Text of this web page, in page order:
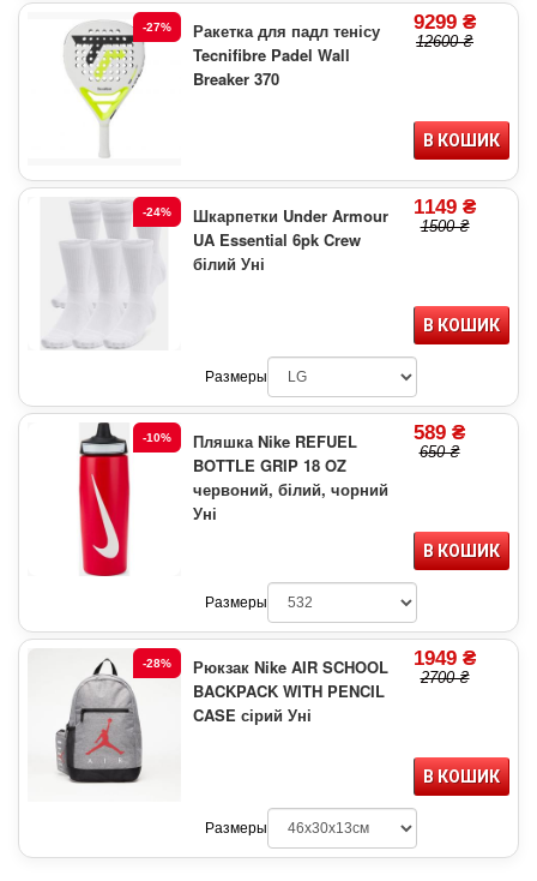
-27%
Ракетка для падл тенісу
Tecnifibre Padel Wall
Breaker 370
9299 ₴
12600 ₴
В КОШИК
-24%
Шкарпетки Under Armour
UA Essential 6pk Crew
білий Уні
1149 ₴
1500 ₴
В КОШИК
Размеры
-10%
Пляшка Nike REFUEL
BOTTLE GRIP 18 OZ
червоний, білий, чорний
Уні
589 ₴
650 ₴
В КОШИК
Размеры
-28%
Рюкзак Nike AIR SCHOOL
BACKPACK WITH PENCIL
CASE сірий Уні
1949 ₴
2700 ₴
В КОШИК
Размеры